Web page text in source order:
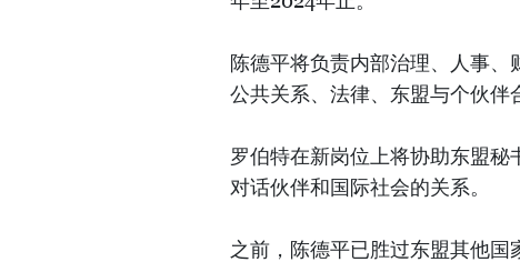
陈德平将负责内部治理、人事、
公共关系、法律、东盟与个伙伴
罗伯特在新岗位上将协助东盟
对话伙伴和国际社会的关系。
之前，陈德平已胜过东盟其他